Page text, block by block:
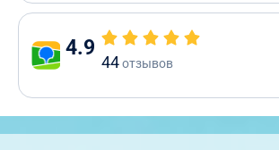
4.9
44отзывов